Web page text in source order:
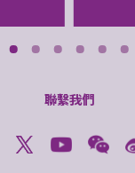
聯繫我們